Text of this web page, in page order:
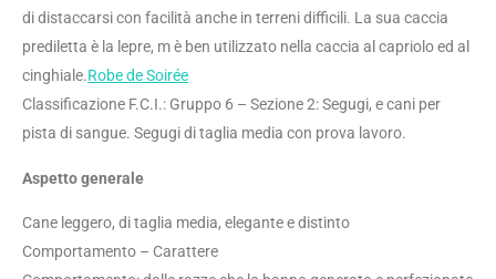
di distaccarsi con facilità anche in terreni difficili. La sua caccia
prediletta è la lepre, m è ben utilizzato nella caccia al capriolo ed al
cinghiale.Robe de Soirée
Classificazione F.C.I.: Gruppo 6 – Sezione 2: Segugi, e cani per
pista di sangue. Segugi di taglia media con prova lavoro.
Aspetto generale
Cane leggero, di taglia media, elegante e distinto
Comportamento – Carattere